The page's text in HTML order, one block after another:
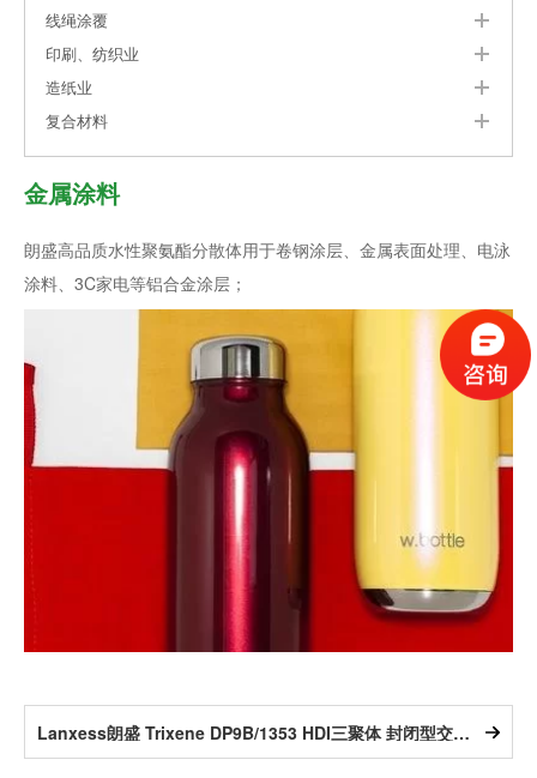
线绳涂覆
印刷、纺织业
造纸业
复合材料
金属涂料
朗盛高品质水性聚氨酯分散体用于卷钢涂层、金属表面处理、电泳
涂料、3C家电等铝合金涂层；
Lanxess朗盛 Trixene DP9B/1353 HDI三聚体 封闭型交联剂